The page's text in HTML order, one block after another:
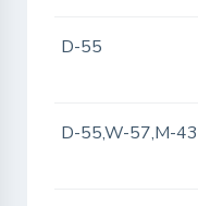
D-55
D-55,W-57,M-43